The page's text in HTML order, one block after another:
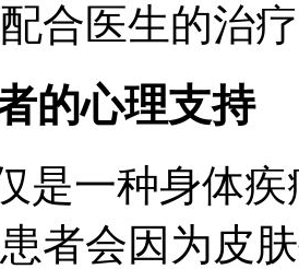
合医生的治
的心理支持
是一种身体
者会因为皮